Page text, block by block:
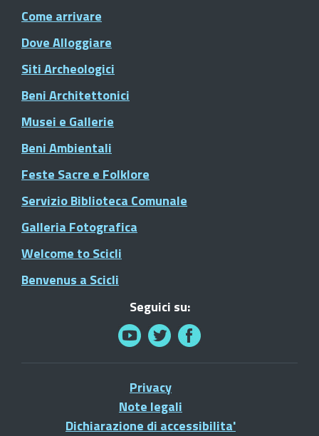
Come arrivare
Dove Alloggiare
Siti Archeologici
Beni Architettonici
Musei e Gallerie
Beni Ambientali
Feste Sacre e Folklore
Servizio Biblioteca Comunale
Galleria Fotografica
Welcome to Scicli
Benvenus a Scicli
Seguici su:
Privacy
Note legali
Dichiarazione di accessibilita'